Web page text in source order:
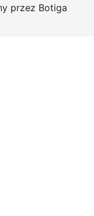
przez Botiga